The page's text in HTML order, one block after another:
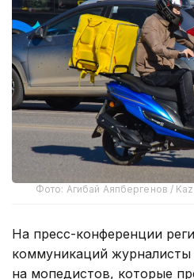
Фото: Агибай Аяпбергенов /
На пресс-конференции
коммуникаций
на мопедистов, которые